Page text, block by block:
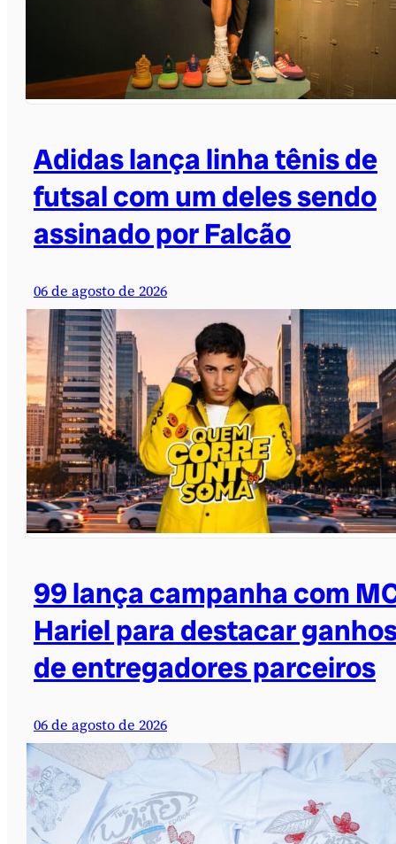
Adidas lança linha tênis de
futsal com um deles sendo
assinado por Falcão
06 de agosto de 2026
99 lança campanha com
Hariel para destacar
de entregadores parceiros
06 de agosto de 2026